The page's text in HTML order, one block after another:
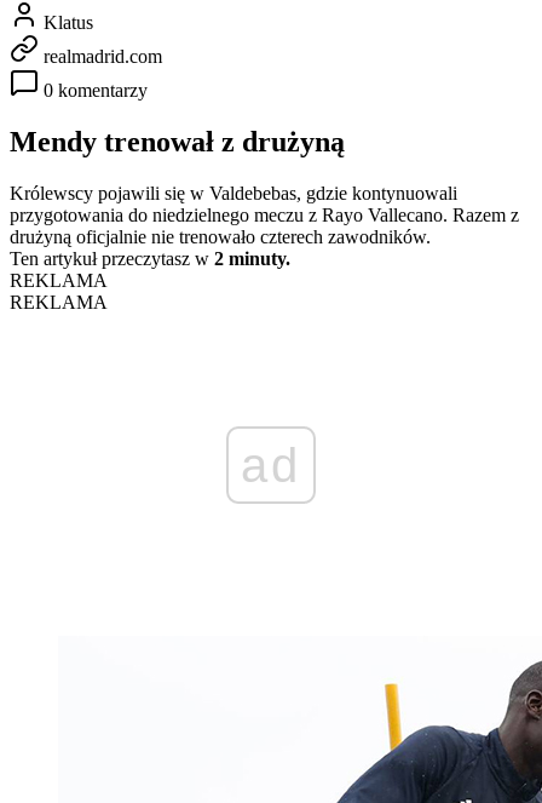
Klatus
realmadrid.com
0 komentarzy
Mendy trenował z drużyną
Królewscy pojawili się w Valdebebas, gdzie kontynuowali
przygotowania do niedzielnego meczu z Rayo Vallecano. Razem z
drużyną oficjalnie nie trenowało czterech zawodników.
Ten artykuł przeczytasz w 2 minuty.
REKLAMA
REKLAMA
ad